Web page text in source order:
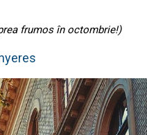
frumos în octombrie!)